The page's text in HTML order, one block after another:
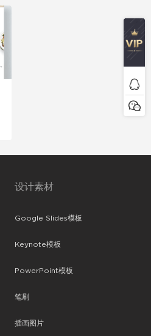
设计素材
Google Slides模板
Keynote模板
PowerPoint模板
笔刷
插画图片